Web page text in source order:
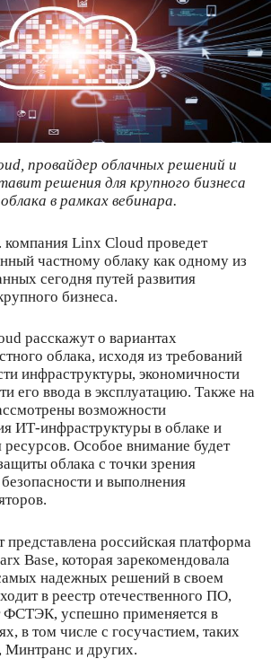
провайдер облачных решений и
решения для крупного бизнеса
в рамках вебинара.
компания Linx Cloud проведет
частному облаку как одному из
сегодня путей развития
бизнеса.
расскажут о вариантах
облака, исходя из требований
инфраструктуры, экономичности
его ввода в эксплуатацию. Также на
возможности
ИТ-инфраструктуры в облаке и
Особое внимание будет
облака с точки зрения
и выполнения
представлена российская платформа
Base, которая зарекомендовала
надежных решений в своем
в реестр отечественного ПО,
ФСТЭК, успешно применяется в
в том числе с госучастием, таких
Минтранс и других.